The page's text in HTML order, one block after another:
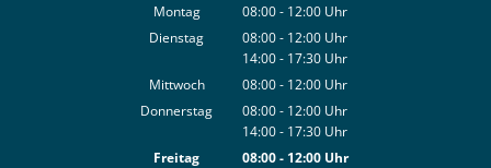
Montag 08:00- 12:00 Uhr
Von 08:00 bis 12:00 Uhr
Dienstag 08:00- 12:00 Uhr
Von 08:00 bis 12:00 Uhr
14:00- 17:30 Uhr
Von 14:00 bis 17:30 Uhr
Mittwoch 08:00- 12:00 Uhr
Von 08:00 bis 12:00 Uhr
Donnerstag 08:00- 12:00 Uhr
Von 08:00 bis 12:00 Uhr
14:00- 17:30 Uhr
Von 14:00 bis 17:30 Uhr
Freitag 08:00- 12:00Uhr